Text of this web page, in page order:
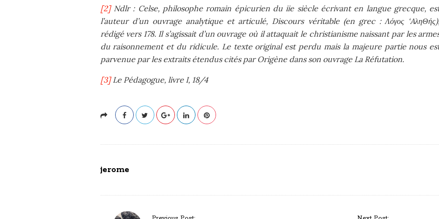
[2]Ndlr : Celse, philosophe romain épicurien du iie siècle écrivant en langue grecque,
l’auteur d’un ouvrage analytique et articulé, Discours véritable (en grec : Λόγος
rédigé vers 178. Il s’agissait d’un ouvrage où il attaquait le christianisme naissant par les
du raisonnement et du ridicule. Le texte original est perdu mais la majeure partie nous
parvenue par les extraits étendus cités par Origène dans son ouvrage La Réfutation.
[3]Le Pédagogue, livre I, 18/4
jerome